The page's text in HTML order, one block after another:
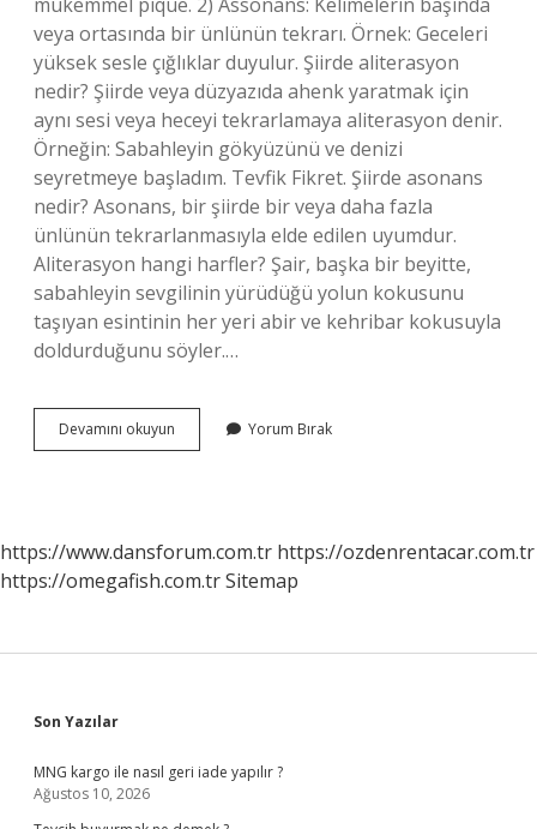
veya ortasında bir ünlünün tekrarı. Örnek: Geceleri
yüksek sesle çığlıklar duyulur. Şiirde aliterasyon
nedir? Şiirde veya düzyazıda ahenk yaratmak için
aynı sesi veya heceyi tekrarlamaya aliterasyon denir.
Örneğin: Sabahleyin gökyüzünü ve denizi
seyretmeye başladım. Tevfik Fikret. Şiirde asonans
nedir? Asonans, bir şiirde bir veya daha fazla
ünlünün tekrarlanmasıyla elde edilen uyumdur.
Aliterasyon hangi harfler? Şair, başka bir beyitte,
sabahleyin sevgilinin yürüdüğü yolun kokusunu
taşıyan esintinin her yeri abir ve kehribar kokusuyla
doldurduğunu söyler.…
Devamını okuyun
Aliterasyon
Yorum Bırak
https://www.dansforum.com.tr https://ozdenrentacar.com.tr
https://omegafish.com.trSitemap
Sidebar
Son Yazılar
MNG kargo ile nasıl geri iade yapılır ?
Ağustos 10, 2026